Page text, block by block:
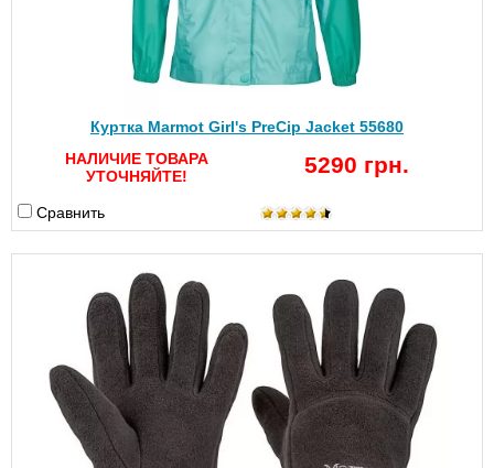
Куртка Marmot Girl's PreCip Jacket 55680
НАЛИЧИЕ ТОВАРА
УТОЧНЯЙТЕ!
5290 грн.
Сравнить